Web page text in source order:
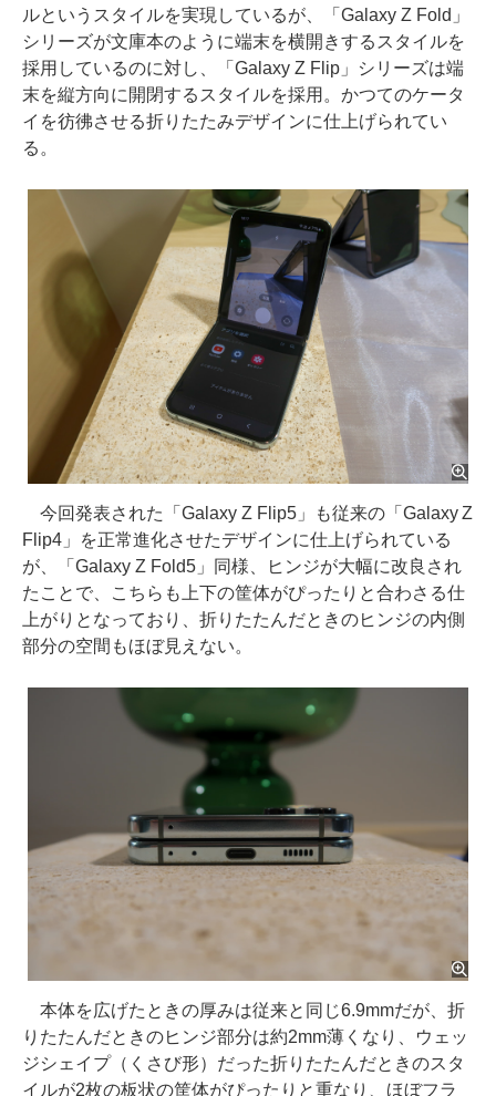
ルというスタイルを実現しているが、「Galaxy Z Fold」
シリーズが文庫本のように端末を横開きするスタイルを
採用しているのに対し、「Galaxy Z Flip」シリーズは端
末を縦方向に開閉するスタイルを採用。かつてのケータ
イを彷彿させる折りたたみデザインに仕上げられてい
る。
今回発表された「Galaxy Z Flip5」も従来の「Galaxy Z
Flip4」を正常進化させたデザインに仕上げられている
が、「Galaxy Z Fold5」同様、ヒンジが大幅に改良され
たことで、こちらも上下の筐体がぴったりと合わさる仕
上がりとなっており、折りたたんだときのヒンジの内側
部分の空間もほぼ見えない。
本体を広げたときの厚みは従来と同じ6.9mmだが、折
りたたんだときのヒンジ部分は約2mm薄くなり、ウェッ
ジシェイプ（くさび形）だった折りたたんだときのスタ
イルが2枚の板状の筐体がぴったりと重なり、ほぼフラ